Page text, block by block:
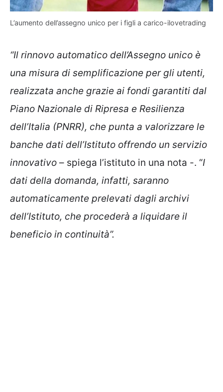
L’aumento dell’assegno unico per i figli a carico-ilovetrading
“Il rinnovo automatico dell’Assegno unico è
una misura di semplificazione per gli utenti,
realizzata anche grazie ai fondi garantiti dal
Piano Nazionale di Ripresa e Resilienza
dell’Italia (PNRR), che punta a valorizzare le
banche dati dell’Istituto offrendo un servizio
innovativo – spiega l’istituto in una nota -. “I
dati della domanda, infatti, saranno
automaticamente prelevati dagli archivi
dell’Istituto, che procederà a liquidare il
beneficio in continuità”.